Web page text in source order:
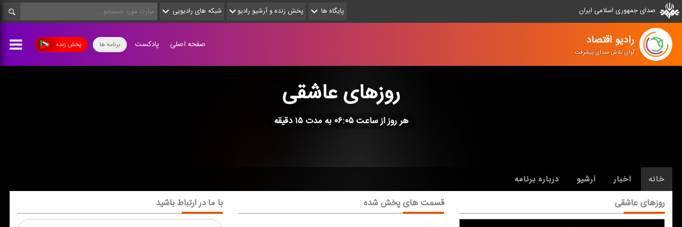
صدای جمهوری اسلامی ایران پایگاه ها پخش زنده و آرشیو رادیو شبکه های رادیویی
رادیو اقتصاد
آوای تلاش صدای پیشرفت
پخش زنده برنامه ها صفحه اصلی پادکست
روزهای عاشقی
هر روز از ساعت ۰۶:۰۵ به مدت ۱۵ دقیقه
خانه اخبار آرشیو درباره برنامه
روزهای عاشقی قسمت های پخش شده با ما در ارتباط باشید